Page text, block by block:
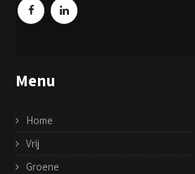
Menu
Home
Vrij
Groene